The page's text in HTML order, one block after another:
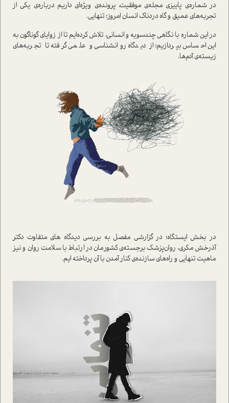
در شماره‌ی پاییزی مجله‌ی موفقیت، پرونده‌ی ویژه‌ای داریم درباره‌ی یکی از
تجربه‌های عمیق و گاه دردناک انسان امروز؛ تنهایی.
در این شماره با نگاهی چندسویه و انسانی، تلاش کرده‌ایم تا از زوایای گوناگون به
این احساس بپردازیم؛ از دیدگاه روانشناسی و علمی گرفته تا تجربه‌های
زیسته‌ی آدم‌ها.
در بخش ایستگاه؛ در گزارشی مفصل به بررسی دیدگاه های متفاوت دکتر
آذرخش مکری، روان‌پزشک برجسته‌ی کشورمان در ارتباط با سلامت روان و نیز
ماهیت تنهایی و راه‌های سازنده‌ی کنار آمدن با آن پرداخته ایم.